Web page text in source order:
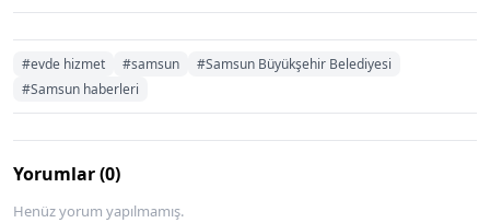
#evde hizmet #samsun
#Samsun Büyükşehir Belediyesi
#Samsun haberleri
Yorumlar (0)
Henüz yorum yapılmamış.